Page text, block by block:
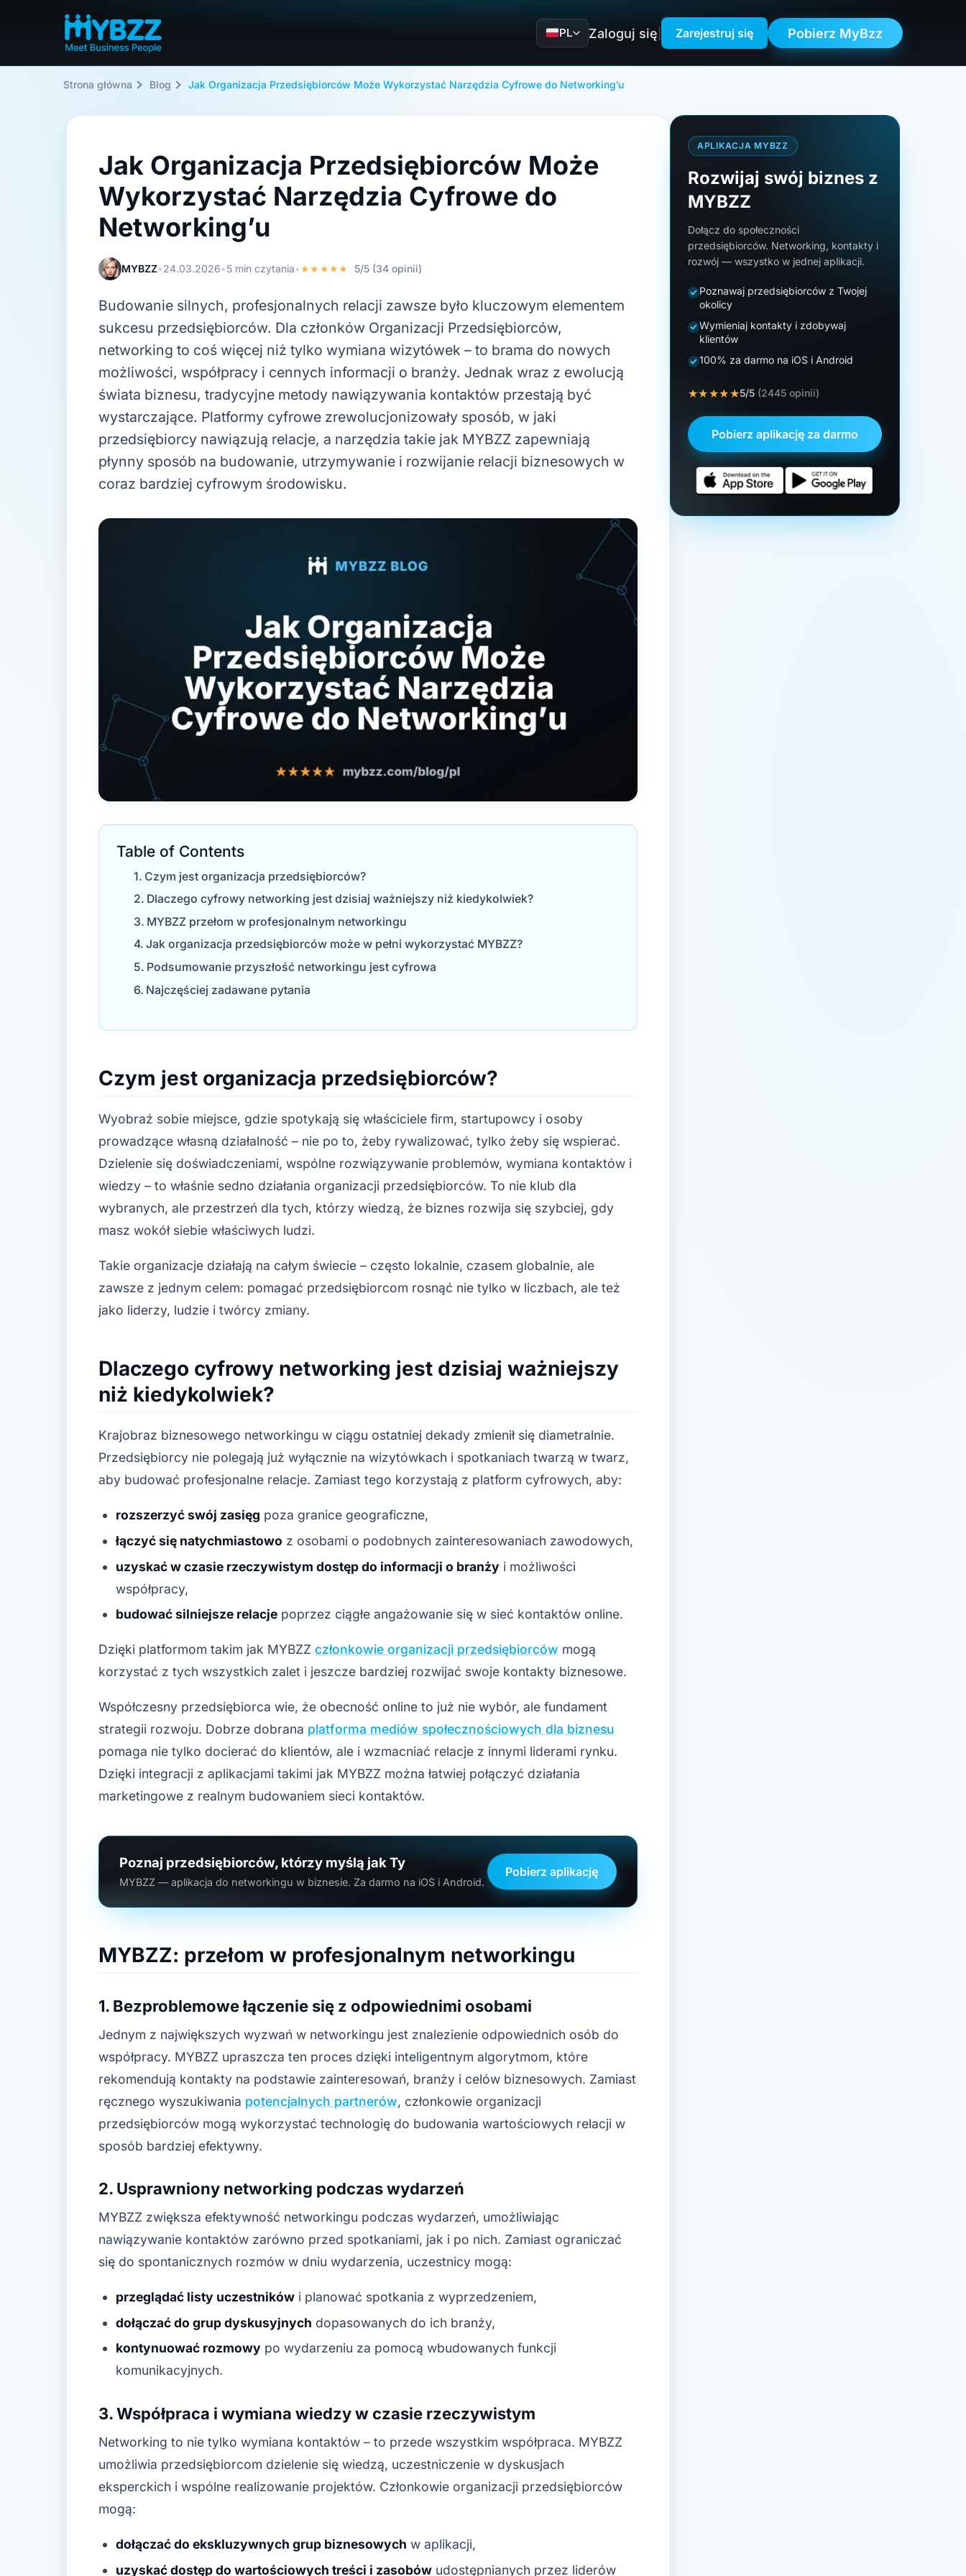
PL Zaloguj się Zarejestruj się Pobierz MyBzz
Strona główna Blog Jak Organizacja Przedsiębiorców Może Wykorzystać Narzędzia Cyfrowe do Networking’u
Jak Organizacja Przedsiębiorców Może
Wykorzystać Narzędzia Cyfrowe do
Networking’u
MYBZZ•24.03.2026•5 min czytania•★★★★★ 5/5 (34 opinii)
Budowanie silnych, profesjonalnych relacji zawsze było kluczowym elementem
sukcesu przedsiębiorców. Dla członków Organizacji Przedsiębiorców,
networking to coś więcej niż tylko wymiana wizytówek – to brama do nowych
możliwości, współpracy i cennych informacji o branży. Jednak wraz z ewolucją
świata biznesu, tradycyjne metody nawiązywania kontaktów przestają być
wystarczające. Platformy cyfrowe zrewolucjonizowały sposób, w jaki
przedsiębiorcy nawiązują relacje, a narzędzia takie jak MYBZZ zapewniają
płynny sposób na budowanie, utrzymywanie i rozwijanie relacji biznesowych w
coraz bardziej cyfrowym środowisku.
Table of Contents
Czym jest organizacja przedsiębiorców?
Dlaczego cyfrowy networking jest dzisiaj ważniejszy niż kiedykolwiek?
MYBZZ przełom w profesjonalnym networkingu
Jak organizacja przedsiębiorców może w pełni wykorzystać MYBZZ?
Podsumowanie przyszłość networkingu jest cyfrowa
Najczęściej zadawane pytania
Czym jest organizacja przedsiębiorców?
Wyobraź sobie miejsce, gdzie spotykają się właściciele firm, startupowcy i osoby
prowadzące własną działalność – nie po to, żeby rywalizować, tylko żeby się wspierać.
Dzielenie się doświadczeniami, wspólne rozwiązywanie problemów, wymiana kontaktów i
wiedzy – to właśnie sedno działania organizacji przedsiębiorców. To nie klub dla
wybranych, ale przestrzeń dla tych, którzy wiedzą, że biznes rozwija się szybciej, gdy
masz wokół siebie właściwych ludzi.
Takie organizacje działają na całym świecie – często lokalnie, czasem globalnie, ale
zawsze z jednym celem: pomagać przedsiębiorcom rosnąć nie tylko w liczbach, ale też
jako liderzy, ludzie i twórcy zmiany.
Dlaczego cyfrowy networking jest dzisiaj ważniejszy
niż kiedykolwiek?
Krajobraz biznesowego networkingu w ciągu ostatniej dekady zmienił się diametralnie.
Przedsiębiorcy nie polegają już wyłącznie na wizytówkach i spotkaniach twarzą w twarz,
aby budować profesjonalne relacje. Zamiast tego korzystają z platform cyfrowych, aby:
rozszerzyć swój zasięg poza granice geograficzne,
łączyć się natychmiastowo z osobami o podobnych zainteresowaniach zawodowych,
uzyskać w czasie rzeczywistym dostęp do informacji o branży i możliwości
współpracy,
budować silniejsze relacje poprzez ciągłe angażowanie się w sieć kontaktów online.
Dzięki platformom takim jak MYBZZ członkowie organizacji przedsiębiorców mogą
korzystać z tych wszystkich zalet i jeszcze bardziej rozwijać swoje kontakty biznesowe.
Współczesny przedsiębiorca wie, że obecność online to już nie wybór, ale fundament
strategii rozwoju. Dobrze dobrana platforma mediów społecznościowych dla biznesu
pomaga nie tylko docierać do klientów, ale i wzmacniać relacje z innymi liderami rynku.
Dzięki integracji z aplikacjami takimi jak MYBZZ można łatwiej połączyć działania
marketingowe z realnym budowaniem sieci kontaktów.
Poznaj przedsiębiorców, którzy myślą jak Ty
MYBZZ — aplikacja do networkingu w biznesie. Za darmo na iOS i Android.
Pobierz aplikację
MYBZZ: przełom w profesjonalnym networkingu
1. Bezproblemowe łączenie się z odpowiednimi osobami
Jednym z największych wyzwań w networkingu jest znalezienie odpowiednich osób do
współpracy. MYBZZ upraszcza ten proces dzięki inteligentnym algorytmom, które
rekomendują kontakty na podstawie zainteresowań, branży i celów biznesowych. Zamiast
ręcznego wyszukiwania potencjalnych partnerów, członkowie organizacji
przedsiębiorców mogą wykorzystać technologię do budowania wartościowych relacji w
sposób bardziej efektywny.
2. Usprawniony networking podczas wydarzeń
MYBZZ zwiększa efektywność networkingu podczas wydarzeń, umożliwiając
nawiązywanie kontaktów zarówno przed spotkaniami, jak i po nich. Zamiast ograniczać
się do spontanicznych rozmów w dniu wydarzenia, uczestnicy mogą:
przeglądać listy uczestników i planować spotkania z wyprzedzeniem,
dołączać do grup dyskusyjnych dopasowanych do ich branży,
kontynuować rozmowy po wydarzeniu za pomocą wbudowanych funkcji
komunikacyjnych.
3. Współpraca i wymiana wiedzy w czasie rzeczywistym
Networking to nie tylko wymiana kontaktów – to przede wszystkim współpraca. MYBZZ
umożliwia przedsiębiorcom dzielenie się wiedzą, uczestniczenie w dyskusjach
eksperckich i wspólne realizowanie projektów. Członkowie organizacji przedsiębiorców
mogą:
dołączać do ekskluzywnych grup biznesowych w aplikacji,
uzyskać dostęp do wartościowych treści i zasobów udostępnianych przez liderów
APLIKACJA MYBZZ
Rozwijaj swój biznes z
MYBZZ
Dołącz do społeczności
przedsiębiorców. Networking, kontakty i
rozwój — wszystko w jednej aplikacji.
Poznawaj przedsiębiorców z Twojej
okolicy
Wymieniaj kontakty i zdobywaj
klientów
100% za darmo na iOS i Android
★★★★★5/5 (2445 opinii)
Pobierz aplikację za darmo